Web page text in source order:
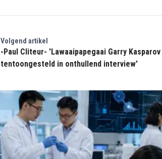
Volgend artikel
-Paul Cliteur- 'Lawaaipapegaai Garry
tentoongesteld in onthullend interview'